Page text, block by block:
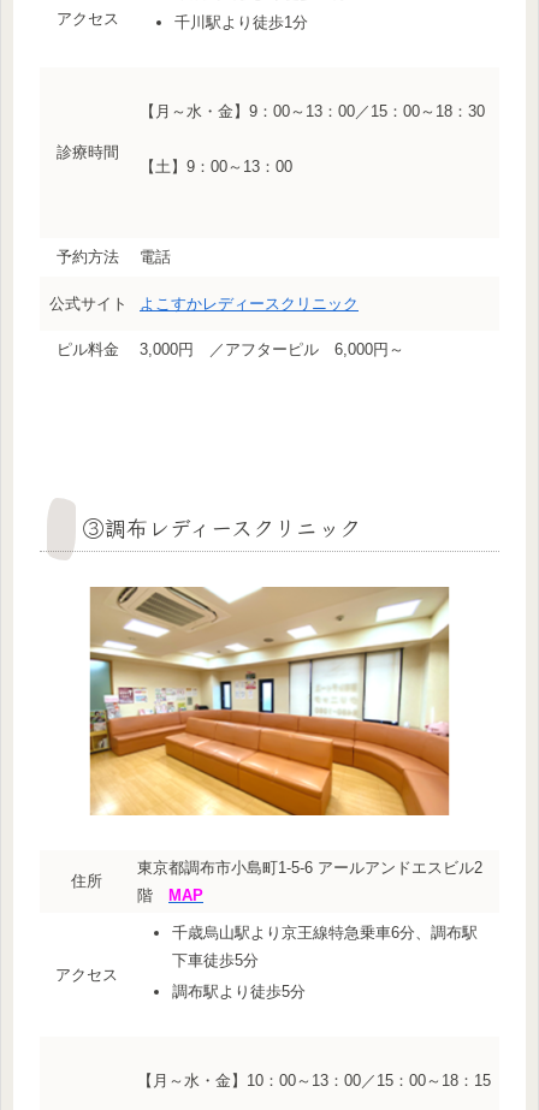
アクセス
千川駅より徒歩1分
診療時間
【月～水・金】9：00～13：00／15：00～18：30
【土】9：00～13：00
予約方法 電話
公式サイト よこすかレディースクリニック
ピル料金 3,000円 ／アフターピル 6,000円～
③調布レディースクリニック
住所
東京都調布市小島町1-5-6 アールアンドエスビル2
階
MAP
アクセス
千歳烏山駅より京王線特急乗車6分、調布駅
下車徒歩5分
調布駅より徒歩5分
【月～水・金】10：00～13：00／15：00～18：15